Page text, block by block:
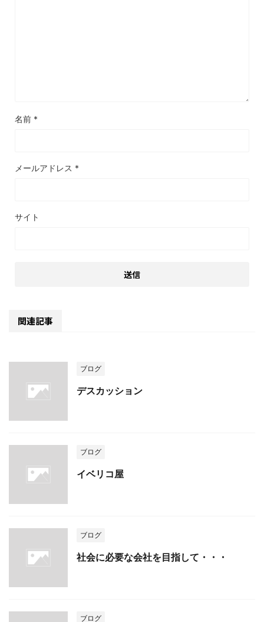
名前 *
メールアドレス *
サイト
関連記事
ブログ
デスカッション
ブログ
イベリコ屋
ブログ
社会に必要な会社を目指して・・・
ブログ